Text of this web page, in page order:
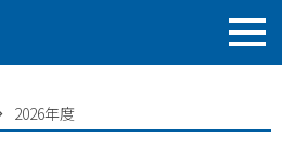
2026年度